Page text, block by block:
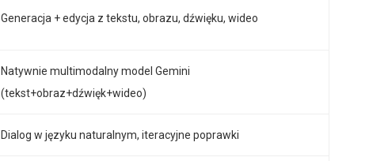
Generacja + edycja z tekstu, obrazu, dźwięku, wideo
Natywnie multimodalny model Gemini
(tekst+obraz+dźwięk+wideo)
Dialog w języku naturalnym, iteracyjne poprawki